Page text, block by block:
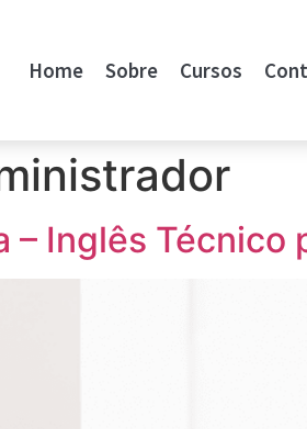
Home Sobre Cursos
– Inglês Técnico